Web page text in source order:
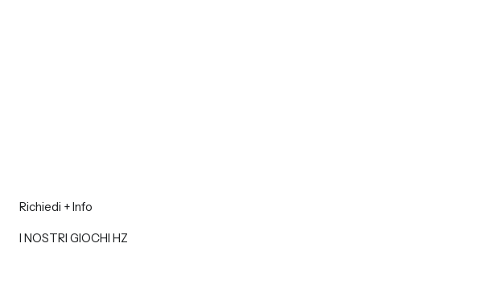
Richiedi + Info
I NOSTRI GIOCHI HZ